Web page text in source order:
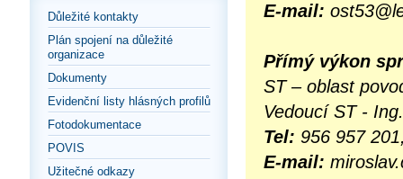
Důležité kontakty
Plán spojení na důležité
organizace
Dokumenty
Evidenční listy hlásných profilů
Fotodokumentace
POVIS
Užitečné odkazy
E-mail:
Přímý výkon
ST – oblast
Vedoucí ST -
Tel: 956 957
E-mail: